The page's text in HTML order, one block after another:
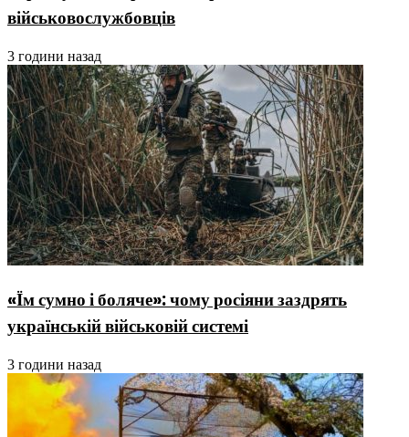
військовослужбовців
3 години назад
«Їм сумно і боляче»: чому росіяни заздрять
українській військовій системі
3 години назад